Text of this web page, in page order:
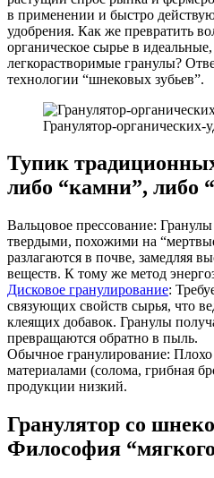
в применении и быстро
удобрения. Как же превратить
органическое сырье в
легкорастворимые гранулы?
технологии “шнековых зубьев”.
Гранулятор-органических-
Тупик
либо “камни”, либо
Вальцовое прессование:
твердыми, похожими на
разлагаются в почве, замедляя
веществ. К тому же метод
Дисковое гранулирование:
связующих свойств сырья, что
клеящих добавок. Гранулы
превращаются обратно в пыль.
Обычное гранулирование:
материалами (солома, грибная
продукции низкий.
Гранулятор со
Философия